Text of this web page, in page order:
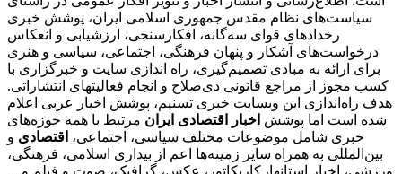
سیاست‌های نظام مقدس جمهوری اسلامی ایران، پوشش خبری
رخدادهای قوای سه‌گانه، افکارسنجی، ارزشیابی و انعکاس
درخواست‌های آشکار و پنهان فرهنگی، اجتماعی، سیاسی و هنری
برای ارائه به مبادی تصمیم‌گیری، راه اندازی سایت و خبرگزاری با
کسب مجوز از مراجع قانونی ذی‌صلاح و انجام فعالیتهای انتشاراتی.
هدف راه‌اندازی این وبسایت خبری تسنیم، پوشش اخبار عربی اعلام
شده است اما پوشش اخبار اقتصادی ایران مرتبط با همه حوزه‌های
خبری شامل موضوعات مختلف سیاسی، اجتماعی، اقتصادی و
بین‌المللی به همراه سایر زمینه‌ها اعم از بیداری اسلامی، فرهنگی،